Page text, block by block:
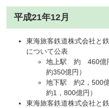
平成21年12月
東海旅客鉄道株式会社と
について公表
地上駅 約 460億
約350億円）
地下駅 約2，500
約1，800億円）
東海旅客鉄道株式会社と